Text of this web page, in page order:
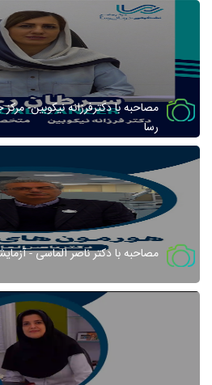
مصاحبه با دکترفرزانه نیکوبین-
رسا
مصاحبه با دکتر ناصر الماسی -